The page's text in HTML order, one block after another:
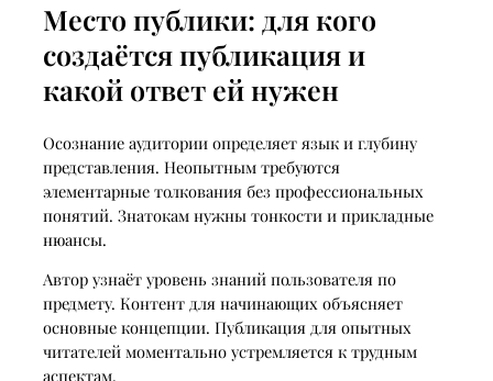
Место публики: для кого
создаётся публикация и
какой ответ ей нужен
Осознание аудитории определяет язык и глубину
представления. Неопытным требуются
элементарные толкования без профессиональных
понятий. Знатокам нужны тонкости и прикладные
нюансы.
Автор узнаёт уровень знаний пользователя по
предмету. Контент для начинающих объясняет
основные концепции. Публикация для опытных
читателей моментально устремляется к трудным
аспектам.